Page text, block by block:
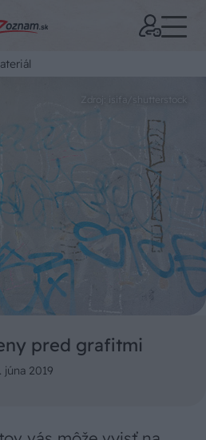
pred grafitmi
júna 2019